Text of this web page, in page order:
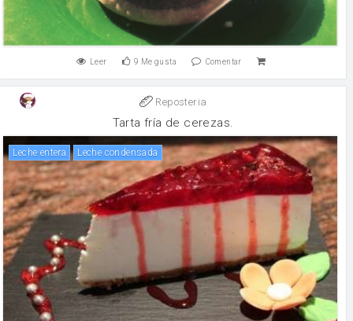
Leer 9 Me gusta Comentar
Reposteria
Tarta fría de cerezas.
leche entera leche condensada